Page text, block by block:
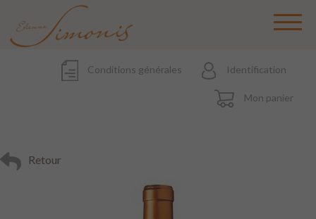
Conditions générales Identification
Mon panier
Retour